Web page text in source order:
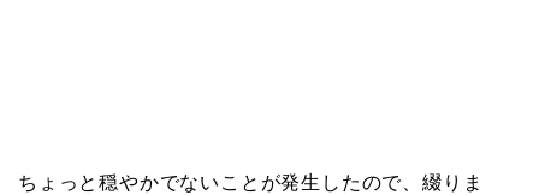
ちょっと穏やかでないことが発生したので、綴りま